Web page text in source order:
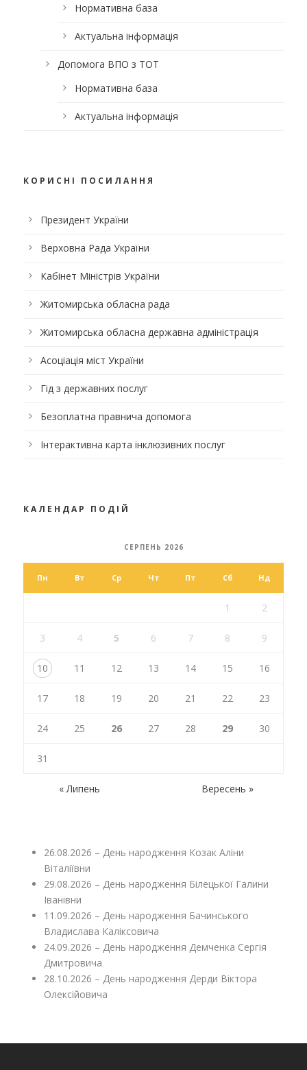
Нормативна база
Актуальна інформація
Допомога ВПО з ТОТ
Нормативна база
Актуальна інформація
КОРИСНІ ПОСИЛАННЯ
Президент України
Верховна Рада України
Кабінет Міністрів України
Житомирська обласна рада
Житомирська обласна державна адміністрація
Асоціація міст України
Гід з державних послуг
Безоплатна правнича допомога
Інтерактивна карта інклюзивних послуг
КАЛЕНДАР ПОДІЙ
СЕРПЕНЬ 2026
Пн Вт Ср Чт Пт Сб Нд
1 2
3 4 5 6 7 8 9
10 11 12 13 14 15 16
17 18 19 20 21 22 23
24 25 26 27 28 29 30
31
« Липень Вересень »
26.08.2026 – День народження Козак Аліни
Віталіївни
29.08.2026 – День народження Білецької Галини
Іванівни
11.09.2026 – День народження Бачинського
Владислава Каліксовича
24.09.2026 – День народження Демченка Сергія
Дмитровича
28.10.2026 – День народження Дерди Віктора
Олексійовича